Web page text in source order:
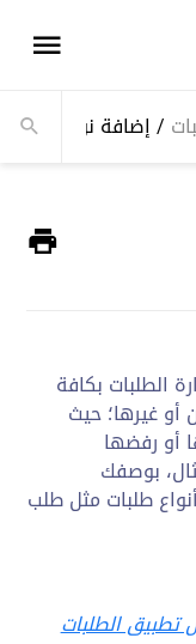
/إضافة نوع طلب
الطلبات بكافة
أو غيرها؛ حيث
أو رفضها
بوصفك
طلبات مثل طلب
تطبيق الطلبات